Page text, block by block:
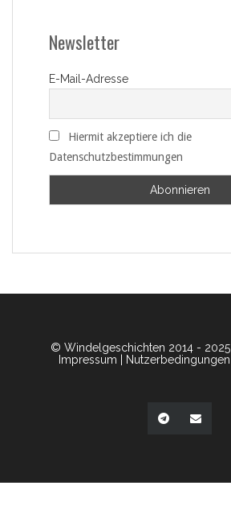
Newsletter
E-Mail-Adresse
Hiermit akzeptiere ich die
Datenschutzbestimmungen
© Windelgeschichten 2014 - 2025
Impressum
Nutzerbedingungen